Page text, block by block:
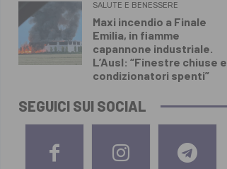
SALUTE E BENESSERE
Maxi incendio a Finale
Emilia, in fiamme
capannone industriale.
L’Ausl: “Finestre chiuse e
condizionatori spenti”
SEGUICI SUI SOCIAL